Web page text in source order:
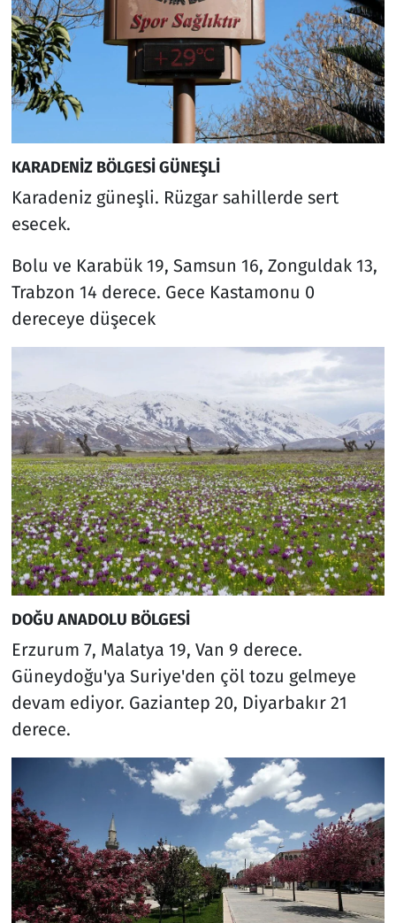
KARADENİZ BÖLGESİ GÜNEŞLİ
Karadeniz güneşli. Rüzgar sahillerde sert
esecek.
Bolu ve Karabük 19, Samsun 16, Zonguldak 13,
Trabzon 14 derece. Gece Kastamonu 0
dereceye düşecek
DOĞU ANADOLU BÖLGESİ
Erzurum 7, Malatya 19, Van 9 derece.
Güneydoğu'ya Suriye'den çöl tozu gelmeye
devam ediyor. Gaziantep 20, Diyarbakır 21
derece.